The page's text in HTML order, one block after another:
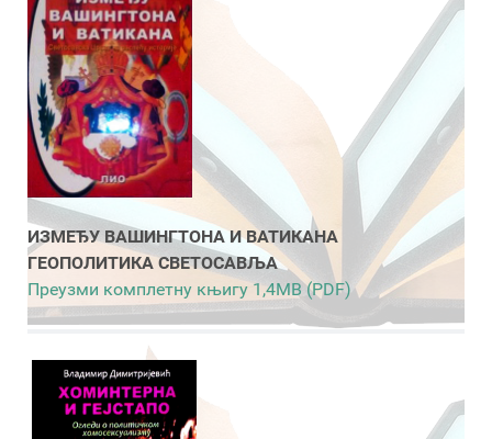
ИЗМЕЂУ ВАШИНГТОНА И ВАТИКАНА
ГЕОПОЛИТИКА СВЕТОСАВЉА
Преузми комплетну књигу 1,4MB (PDF)